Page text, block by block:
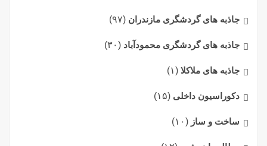
جاذبه های گردشگری مازندران (۹۷)
جاذبه های گردشگری محمودآباد (۳۰)
جاذبه های ملاکلا (۱)
دکوراسیون داخلی (۱۵)
ساخت و ساز (۱۰)